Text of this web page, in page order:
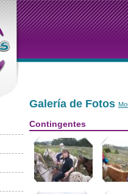
Galería de Fotos
Contingentes